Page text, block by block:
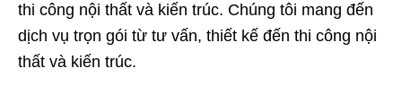
thi công nội thất và kiến trúc. Chúng tôi mang đến
dịch vụ trọn gói từ tư vấn, thiết kế đến thi công nội
thất và kiến trúc.